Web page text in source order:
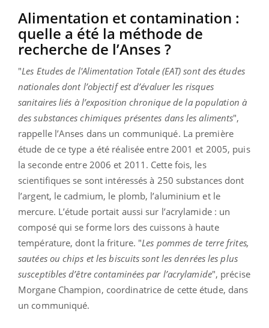
Alimentation et contamination :
quelle a été la méthode de
recherche de l’Anses ?
"Les Etudes de l'Alimentation Totale (EAT) sont des études
nationales dont l’objectif est d’évaluer les risques
sanitaires liés à l’exposition chronique de la population à
des substances chimiques présentes dans les aliments",
rappelle l’Anses dans un communiqué. La première
étude de ce type a été réalisée entre 2001 et 2005, puis
la seconde entre 2006 et 2011. Cette fois, les
scientifiques se sont intéressés à 250 substances dont
l’argent, le cadmium, le plomb, l’aluminium et le
mercure. L’étude portait aussi sur l’acrylamide : un
composé qui se forme lors des cuissons à haute
température, dont la friture. "Les pommes de terre frites,
sautées ou chips et les biscuits sont les denrées les plus
susceptibles d’être contaminées par l’acrylamide", précise
Morgane Champion, coordinatrice de cette étude, dans
un communiqué.